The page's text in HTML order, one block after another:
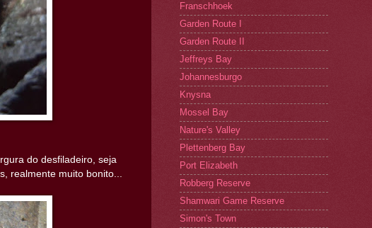
do desfiladeiro, seja
realmente muito bonito...
Franschhoek
Garden Route I
Garden Route II
Jeffreys Bay
Johannesburgo
Knysna
Mossel Bay
Nature's Valley
Plettenberg Bay
Port Elizabeth
Robberg Reserve
Shamwari Game Reserve
Simon's Town